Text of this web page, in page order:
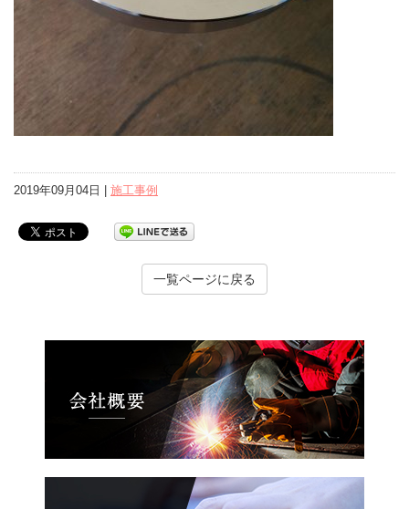
2019年09月04日 | 施工事例
一覧ページに戻る